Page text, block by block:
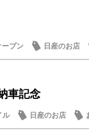
ープン 日産のお店
車記念
ル 日産のお店